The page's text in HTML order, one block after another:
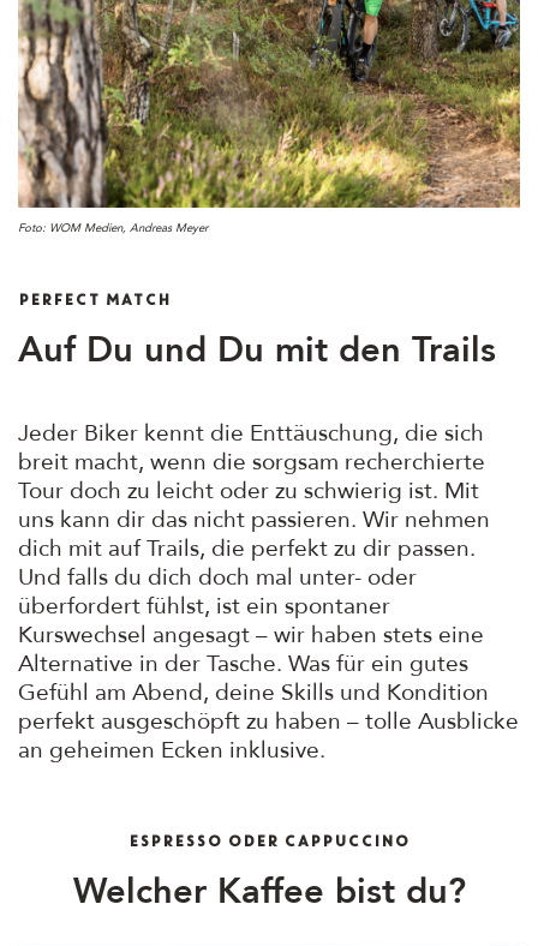
Foto: WOM Medien, Andreas Meyer
PERFECT MATCH
Auf Du und Du mit den Trails
Jeder Biker kennt die Enttäuschung, die sich
breit macht, wenn die sorgsam recherchierte
Tour doch zu leicht oder zu schwierig ist. Mit
uns kann dir das nicht passieren. Wir nehmen
dich mit auf Trails, die perfekt zu dir passen.
Und falls du dich doch mal unter- oder
überfordert fühlst, ist ein spontaner
Kurswechsel angesagt – wir haben stets eine
Alternative in der Tasche. Was für ein gutes
Gefühl am Abend, deine Skills und Kondition
perfekt ausgeschöpft zu haben – tolle Ausblicke
an geheimen Ecken inklusive.
ESPRESSO ODER CAPPUCCINO
Welcher Kaffee bist du?